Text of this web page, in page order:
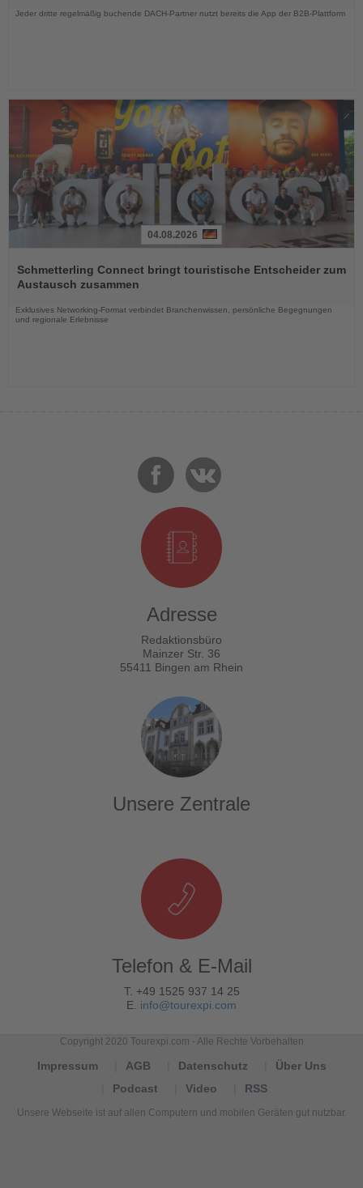
Jeder dritte regelmäßig buchende DACH-Partner nutzt bereits die App der B2B-Plattform
Sie
die
04.08.2026
Schmetterling Connect bringt touristische Entscheider zum
Austausch zusammen
Exklusives Networking-Format verbindet Branchenwissen, persönliche Begegnungen
und regionale Erlebnisse
Adresse
Redaktionsbüro
Mainzer Str. 36
55411 Bingen am Rhein
Unsere Zentrale
Telefon & E-Mail
T. +49 1525 937 14 25
E. info@tourexpi.com
Copyright 2020 Tourexpi.com - Alle Rechte Vorbehalten
Impressum AGB Datenschutz
Über Uns
Podcast
Video RSS
Unsere Webseite ist auf allen Computern und mobilen Geräten gut nutzbar.